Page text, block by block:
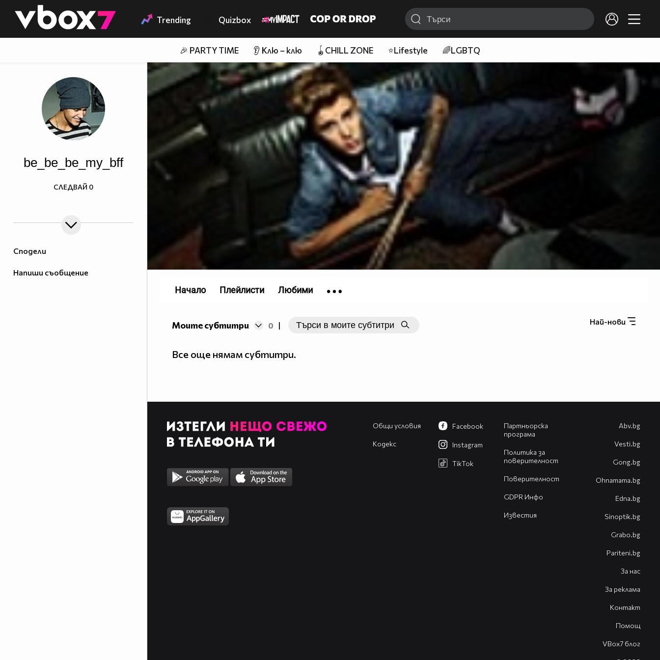
👾 Trending Quizbox
🎉 PARTY TIME 👂 Клю – клю 🪀CHILL ZONE ⭐Lifestyle 🌈LGBTQ
Сподели
Напиши съобщение
be_be_be_my_bff
СЛЕДВАЙ 0
Моите субтитри 0 | Най-нови
Все още нямам субтитри.
Начало Плейлисти Любими
Общи условия
Кодекс
Партньорска
програма
Политика за
поверителност
Поверителност
GDPR Инфо
Известия
Facebook
Instagram
TikTok
Abv.bg
Vesti.bg
Gong.bg
Оhnamama.bg
Edna.bg
Sinoptik.bg
Grabo.bg
Pariteni.bg
За нас
За реклама
Контакт
Помощ
VBox7 блог